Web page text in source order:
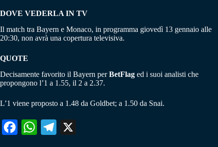
DOVE VEDERLA IN TV
Il match tra Bayern e Monaco, in programma giovedì 13 gennaio alle
20:30, non avrà una copertura televisiva.
QUOTE
Decisamente favorito il Bayern perBetFlag ed i suoi analisti che
propongono l’1 a 1.55, il 2 a 2.37.
L’1 viene proposto a 1.48 da Goldbet; a 1.50 da Snai.
Fa W
Te